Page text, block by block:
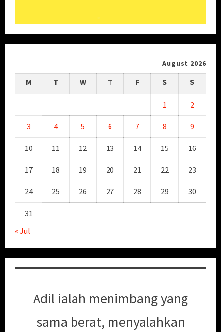
August 2026
M T W T F S S
1 2
3 4 5 6 7 8 9
10 11 12 13 14 15 16
17 18 19 20 21 22 23
24 25 26 27 28 29 30
31
« Jul
Adil ialah menimbang yang
sama berat, menyalahkan